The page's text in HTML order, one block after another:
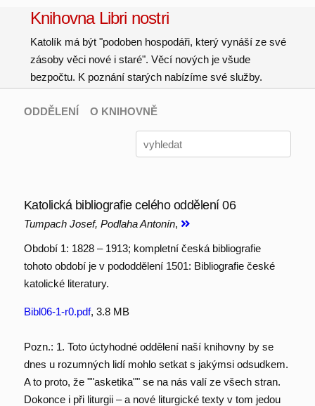
Knihovna Libri nostri
Katolík má být "podoben hospodáři, který vynáší ze své
zásoby věci nové i staré". Věcí nových je všude
bezpočtu. K poznání starých nabízíme své služby.
ODDĚLENÍ O KNIHOVNĚ
Katolická bibliografie celého oddělení 06
Tumpach Josef, Podlaha Antonín,
Období 1: 1828 – 1913; kompletní česká bibliografie
tohoto období je v pododdělení 1501: Bibliografie české
katolické literatury.
Bibl06-1-r0.pdf, 3.8 MB
Pozn.: 1. Toto úctyhodné oddělení naší knihovny by se
dnes u rozumných lidí mohlo setkat s jakýmsi odsudkem.
A to proto, že ""asketika"" se na nás valí ze všech stran.
Dokonce i při liturgii – a nové liturgické texty v tom jedou